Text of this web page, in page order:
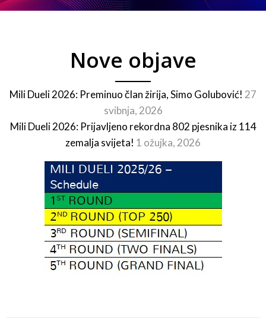
Nove objave
Mili Dueli 2026: Preminuo član žirija, Simo Golubović! 27
svibnja, 2026
Mili Dueli 2026: Prijavljeno rekordna 802 pjesnika iz 114
zemalja svijeta! 1 ožujka, 2026